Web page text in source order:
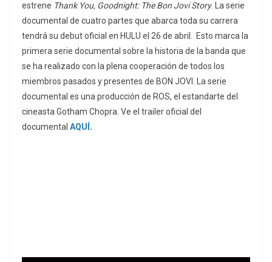
estrene Thank You, Goodnight: The Bon Jovi Story. La serie
documental de cuatro partes que abarca toda su carrera
tendrá su debut oficial en HULU el 26 de abril. Esto marca la
primera serie documental sobre la historia de la banda que
se ha realizado con la plena cooperación de todos los
miembros pasados y presentes de BON JOVI. La serie
documental es una producción de ROS, el estandarte del
cineasta Gotham Chopra. Ve el trailer oficial del
documental AQUÍ .